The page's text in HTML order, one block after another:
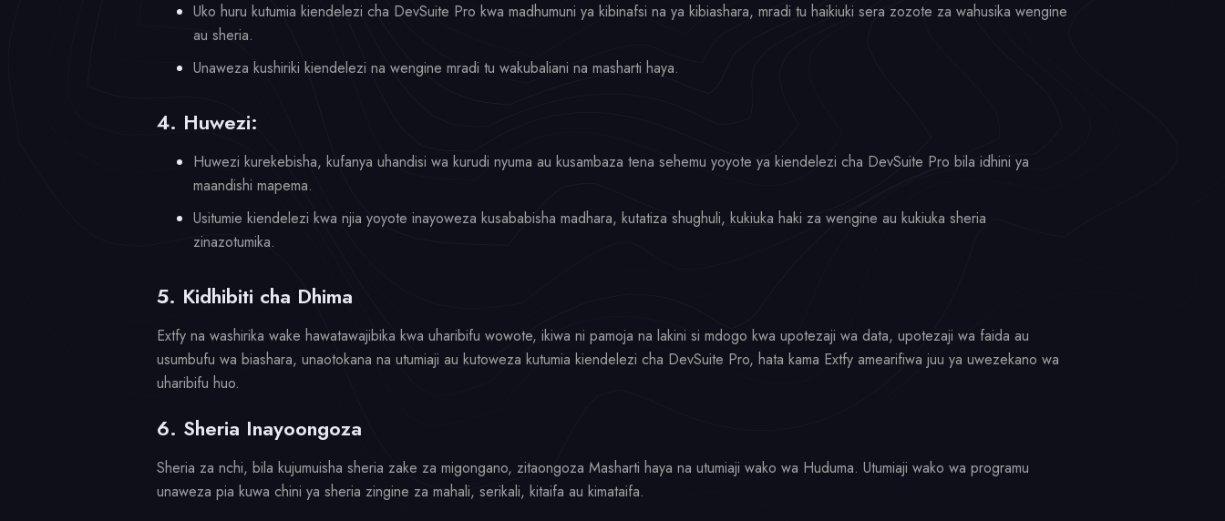
Uko huru kutumia kiendelezi cha DevSuite Pro kwa madhumuni ya kibinafsi na ya kibiashara, mradi tu haikiuki sera zozote za wahusika wengine
au sheria.
Unaweza kushiriki kiendelezi na wengine mradi tu wakubaliani na masharti haya.
4. Huwezi:
Huwezi kurekebisha, kufanya uhandisi wa kurudi nyuma au kusambaza tena sehemu yoyote ya kiendelezi cha DevSuite Pro bila idhini ya
maandishi mapema.
Usitumie kiendelezi kwa njia yoyote inayoweza kusababisha madhara, kutatiza shughuli, kukiuka haki za wengine au kukiuka sheria
zinazotumika.
5. Kidhibiti cha Dhima
Extfy na washirika wake hawatawajibika kwa uharibifu wowote, ikiwa ni pamoja na lakini si mdogo kwa upotezaji wa data, upotezaji wa faida au
usumbufu wa biashara, unaotokana na utumiaji au kutoweza kutumia kiendelezi cha DevSuite Pro, hata kama Extfy amearifiwa juu ya uwezekano wa
uharibifu huo.
6. Sheria Inayoongoza
Sheria za nchi, bila kujumuisha sheria zake za migongano, zitaongoza Masharti haya na utumiaji wako wa Huduma. Utumiaji wako wa programu
unaweza pia kuwa chini ya sheria zingine za mahali, serikali, kitaifa au kimataifa.